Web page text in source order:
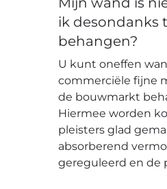
ik desondanks
behangen?
U kunt oneffen
commerciële fijne
de bouwmarkt
Hiermee worden
pleisters glad
absorberend
gereguleerd en de